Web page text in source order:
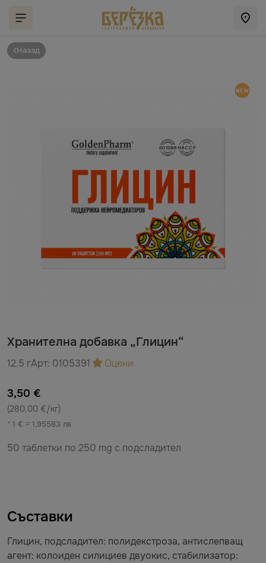
Назад
Хранителна добавка „Глицин“
12.5 гАрт: 0105391 Оцени
3,50 €
(280,00 €/кг)
* 1 € = 1,95583 лв
50 таблетки по 250 mg с подсладител
Съставки
Глицин, подсладител: полидекстроза, антислепващ
агент: колоиден силициев двуокис, стабилизатор: